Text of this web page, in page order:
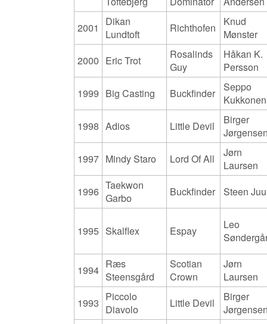
2001
Dikan
Lundtoft
Richthofen
Knud
Mønster
2000 Eric Trot
Rosalinds
Guy
Håkan K.
Persson
1999 Big Casting Buckfinder
Seppo
Kukkonen
1998 Adios Little Devil
Birger
1997 Mindy Staro Lord Of All
Jørn
Laursen
1996 Taekwon
Garbo
Buckfinder Steen
1995 Skalflex Espay
Leo
1994 Ræs
Steensgård
Scotian
Crown
Jørn
Laursen
1993 Piccolo
Diavolo
Little Devil
Birger